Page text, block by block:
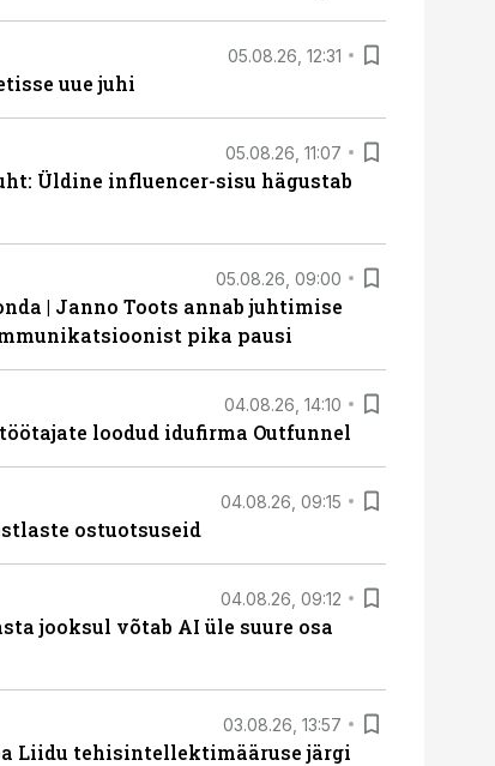
05.08.26, 12:31
uue juhi
05.08.26, 11:07
Üldine influencer-sisu hägustab
05.08.26, 09:00
| Janno Toots annab juhtimise
pika pausi
04.08.26, 14:10
loodud idufirma Outfunnel
04.08.26, 09:15
ostuotsuseid
04.08.26, 09:12
jooksul võtab AI üle suure osa
03.08.26, 13:57
Liidu tehisintellektimääruse järgi